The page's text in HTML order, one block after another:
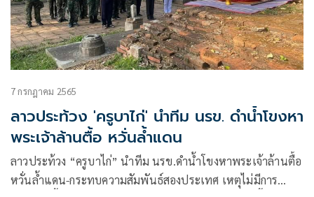
7 กรกฎาคม 2565
ลาวประท้วง 'ครูบาไก่' นำทีม นรข. ดำน้ำโขงหา
พระเจ้าล้านตื้อ หวั่นล้ำแดน
ลาวประท้วง “ครูบาไก่” นำทีม นรข.ดำน้ำโขงหาพระเจ้าล้านตื้อ
หวั่นล้ำแดน-กระทบความสัมพันธ์สองประเทศ เหตุไม่มีการ